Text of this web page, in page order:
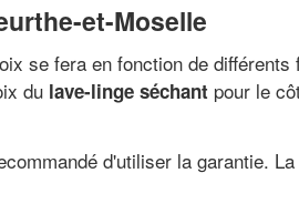
et-Moselle
se fera en fonction de
du lave-linge séchant pour le
d'utiliser la garantie.